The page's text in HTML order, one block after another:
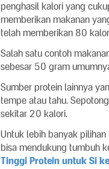
penghasil kalori yang
memberikan makanan
telah memberikan 80
Salah satu contoh
sebesar 50 gram
Sumber protein lainnya
tempe atau tahu.
sekitar 20 kalori.
Untuk lebih banyak
bisa mendukung tumbuh
Tinggi Protein untuk Si